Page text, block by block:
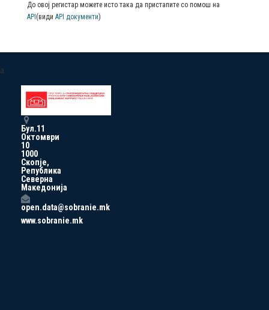
До овој регистар можете исто така да пристапите со помош на
API (види API документи)
a
Бул.11
Октомври
10
1000
Скопје,
Република
Северна
Македонија
open.data@sobranie.mk
www.sobranie.mk